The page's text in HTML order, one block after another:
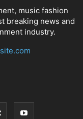
music fashion
breaking news and
industry.